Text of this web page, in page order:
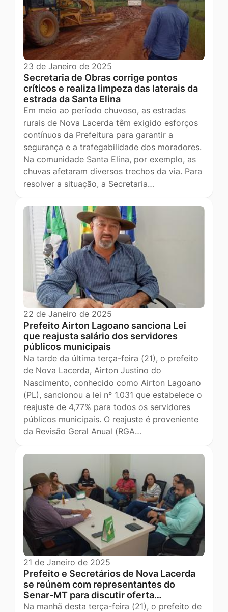
23 de Janeiro de 2025
Secretaria de Obras corrige pontos
críticos e realiza limpeza das laterais da
estrada da Santa Elina
Em meio ao período chuvoso, as estradas
rurais de Nova Lacerda têm exigido esforços
contínuos da Prefeitura para garantir a
segurança e a trafegabilidade dos moradores.
Na comunidade Santa Elina, por exemplo, as
chuvas afetaram diversos trechos da via. Para
resolver a situação, a Secretaria…
22 de Janeiro de 2025
Prefeito Airton Lagoano sanciona Lei
que reajusta salário dos servidores
públicos municipais
Na tarde da última terça-feira (21), o prefeito
de Nova Lacerda, Airton Justino do
Nascimento, conhecido como Airton Lagoano
(PL), sancionou a lei nº 1.031 que estabelece o
reajuste de 4,77% para todos os servidores
públicos municipais. O reajuste é proveniente
da Revisão Geral Anual (RGA…
21 de Janeiro de 2025
Prefeito e Secretários de Nova Lacerda
se reúnem com representantes do
Senar-MT para discutir oferta…
Na manhã desta terça-feira (21), o prefeito de